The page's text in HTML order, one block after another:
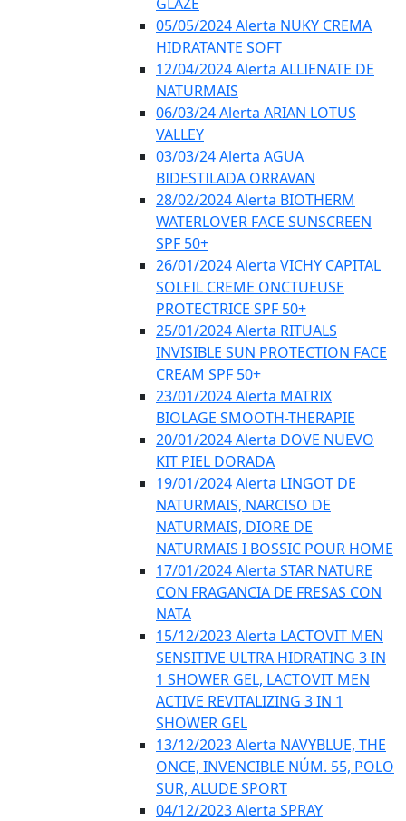
05/05/2024 Alerta NUKY CREMA
HIDRATANTE SOFT
12/04/2024 Alerta ALLIENATE DE
NATURMAIS
06/03/24 Alerta ARIAN LOTUS
VALLEY
03/03/24 Alerta AGUA
BIDESTILADA ORRAVAN
28/02/2024 Alerta BIOTHERM
WATERLOVER FACE SUNSCREEN
SPF 50+
26/01/2024 Alerta VICHY CAPITAL
SOLEIL CREME ONCTUEUSE
PROTECTRICE SPF 50+
25/01/2024 Alerta RITUALS
INVISIBLE SUN PROTECTION FACE
CREAM SPF 50+
23/01/2024 Alerta MATRIX
BIOLAGE SMOOTH-THERAPIE
20/01/2024 Alerta DOVE NUEVO
KIT PIEL DORADA
19/01/2024 Alerta LINGOT DE
NATURMAIS, NARCISO DE
NATURMAIS, DIORE DE
NATURMAIS I BOSSIC POUR HOME
17/01/2024 Alerta STAR NATURE
CON FRAGANCIA DE FRESAS CON
NATA
15/12/2023 Alerta LACTOVIT MEN
SENSITIVE ULTRA HIDRATING 3 IN
1 SHOWER GEL, LACTOVIT MEN
ACTIVE REVITALIZING 3 IN 1
SHOWER GEL
13/12/2023 Alerta NAVYBLUE, THE
ONCE, INVENCIBLE NÚM. 55, POLO
SUR, ALUDE SPORT
04/12/2023 Alerta SPRAY